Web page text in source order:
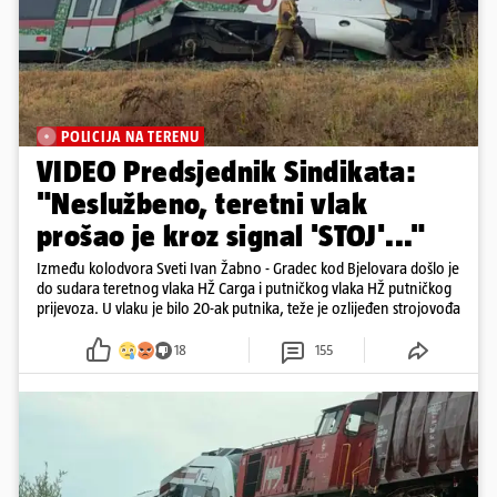
POLICIJA NA TERENU
VIDEO Predsjednik Sindikata:
"Neslužbeno, teretni vlak
prošao je kroz signal 'STOJ'..."
Između kolodvora Sveti Ivan Žabno - Gradec kod Bjelovara došlo je
do sudara teretnog vlaka HŽ Carga i putničkog vlaka HŽ putničkog
prijevoza. U vlaku je bilo 20-ak putnika, teže je ozlijeđen strojovođa
18 155